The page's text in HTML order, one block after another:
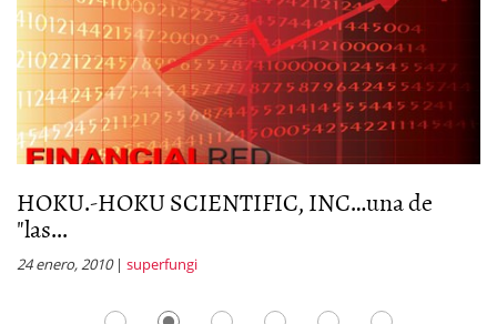
HOKU.-HOKU SCIENTIFIC, INC…una de
"las...
24 enero, 2010| superfungi